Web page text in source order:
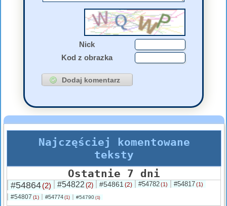
Nick
Kod z obrazka
Najczęściej komentowane
teksty
Ostatnie 7 dni
#54864(2) #54822 (2) #54861 (2) #54782(1) #54817(1)
#54807 (1) #54774 (1) #54790 (1)